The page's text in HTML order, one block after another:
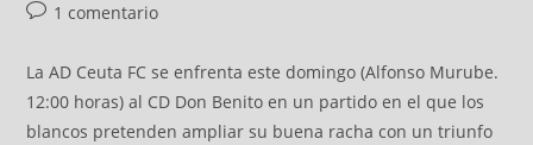
1 comentario
La AD Ceuta FC se enfrenta este domingo (Alfonso Murube.
12:00 horas) al CD Don Benito en un partido en el que los
blancos pretenden ampliar su buena racha con un triunfo